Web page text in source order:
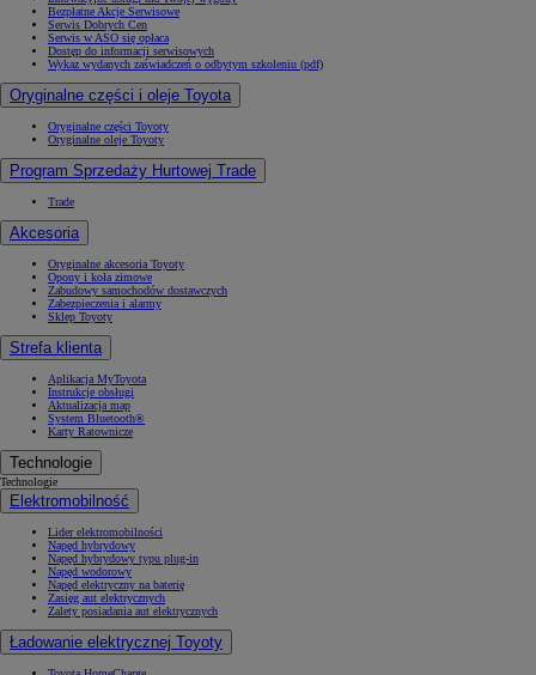
Bezpłatne Akcje Serwisowe
Serwis Dobrych Cen
Serwis w ASO się opłaca
Dostęp do informacji serwisowych
Wykaz wydanych zaświadczeń o odbytym szkoleniu (pdf)
Oryginalne części i oleje Toyota
Oryginalne części Toyoty
Oryginalne oleje Toyoty
Program Sprzedaży Hurtowej Trade
Trade
Akcesoria
Oryginalne akcesoria Toyoty
Opony i koła zimowe
Zabudowy samochodów dostawczych
Zabezpieczenia i alarmy
Sklep Toyoty
Strefa klienta
Aplikacja MyToyota
Instrukcje obsługi
Aktualizacja map
System Bluetooth®
Karty Ratownicze
Technologie
Technologie
Elektromobilność
Lider elektromobilności
Napęd hybrydowy
Napęd hybrydowy typu plug-in
Napęd wodorowy
Napęd elektryczny na baterię
Zasięg aut elektrycznych
Zalety posiadania aut elektrycznych
Ładowanie elektrycznej Toyoty